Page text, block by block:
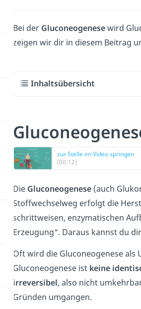
Bei der Gluconeogenesewird
zeigen wir dir in diesem Beitrag
Inhaltsübersicht
zur Stelle im Video springen
(00:12)
Die Gluconeogenese (auch
Stoffwechselweg erfolgt die
schrittweisen, enzymatischen
Erzeugung“. Daraus kannst du
Oft wird die Gluconeogenese als
Gluconeogenese ist keine
irreversibel, also nicht
Gründen umgangen.